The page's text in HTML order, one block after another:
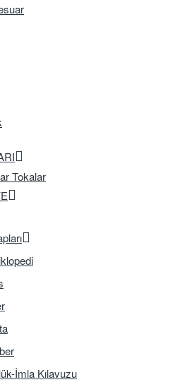
Tokalar
İmla Kılavuzu